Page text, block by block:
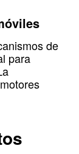
de
para